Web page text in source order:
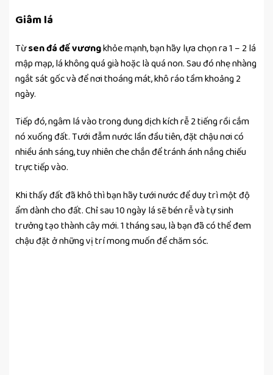
Giâm lá
Từsen đá đế vươngkhỏe mạnh, bạn hãy lựa chọn ra 1 – 2 lá
mập mạp, lá không quá già hoặc là quá non. Sau đó nhẹ nhàng
ngắt sát gốc và để nơi thoáng mát, khô ráo tầm khoảng 2
ngày.
Tiếp đó, ngâm lá vào trong dung dịch kích rễ 2 tiếng rồi cắm
nó xuống đất. Tưới đẫm nước lần đầu tiên, đặt chậu nơi có
nhiều ánh sáng, tuy nhiên che chắn để tránh ánh nắng chiếu
trực tiếp vào.
Khi thấy đất đã khô thì bạn hãy tưới nước để duy trì một độ
ẩm dành cho đất. Chỉ sau 10 ngày lá sẽ bén rễ và tự sinh
trưởng tạo thành cây mới. 1 tháng sau, là bạn đã có thể đem
chậu đặt ở những vị trí mong muốn để chăm sóc.